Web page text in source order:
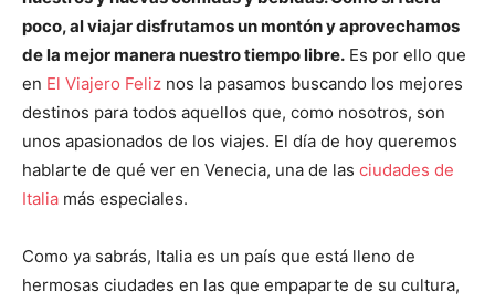
poco, al viajar disfrutamos un montón y aprovechamos
de la mejor manera nuestro tiempo libre. Es por ello que
en El Viajero Feliz nos la pasamos buscando los mejores
destinos para todos aquellos que, como nosotros, son
unos apasionados de los viajes. El día de hoy queremos
hablarte de qué ver en Venecia, una de las ciudades de
Italia más especiales.
Como ya sabrás, Italia es un país que está lleno de
hermosas ciudades en las que empaparte de su cultura,